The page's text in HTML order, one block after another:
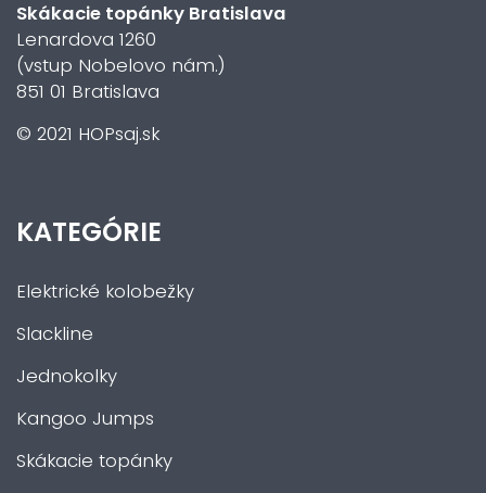
Skákacie topánky Bratislava
Lenardova 1260
(vstup Nobelovo nám.)
851 01 Bratislava
© 2021 HOPsaj.sk
KATEGÓRIE
Elektrické kolobežky
Slackline
Jednokolky
Kangoo Jumps
Skákacie topánky